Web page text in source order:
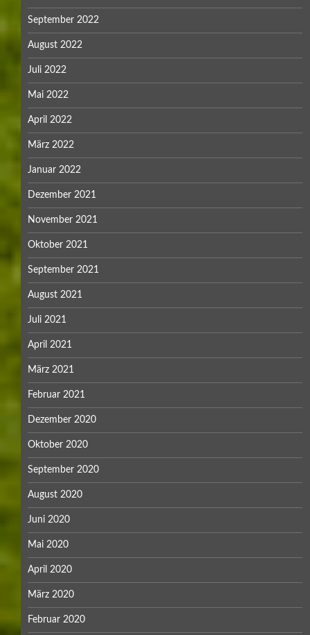
September 2022
August 2022
Juli 2022
Mai 2022
April 2022
März 2022
Januar 2022
Dezember 2021
November 2021
Oktober 2021
September 2021
August 2021
Juli 2021
April 2021
März 2021
Februar 2021
Dezember 2020
Oktober 2020
September 2020
August 2020
Juni 2020
Mai 2020
April 2020
März 2020
Februar 2020